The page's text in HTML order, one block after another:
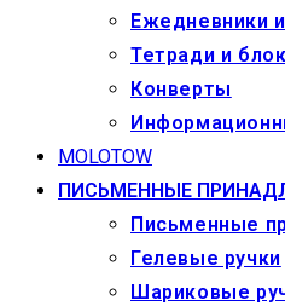
Ежедневники
Тетради и
Конверты
MOLOTOW
ПИСЬМЕННЫЕ
Письменные
Гелевые ручки
Шариковые